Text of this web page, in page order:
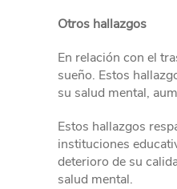
Otros hallazgos
En relación con el
sueño. Estos
su salud mental,
Estos hallazgos
instituciones
deterioro de su
salud mental.